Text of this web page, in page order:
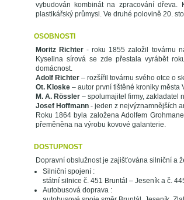
vybudován kombinát na zpracování
plastikářský průmysl. Ve druhé polovině 20.
OSOBNOSTI
Moritz Richter- roku 1855 založil továrnu
Kyselina sírová se zde přestala vyrábět
domácnost.
Adolf Richter– rozšířil továrnu svého otce o
Ot. Kloske– autor první tištěné kroniky města
M. A. Rössler– spolumajitel firmy, zakladatel
Josef Hoffmann- jeden z nejvýznamnějších
Roku 1864 byla založena Adolfem
přeměněna na výrobu kovové galanterie.
DOSTUPNOST
Dopravní obslužnost je zajišťována silniční a
Silniční spojení :
státní silnice č. 451 Bruntál – Jeseník a č.
Autobusová doprava :